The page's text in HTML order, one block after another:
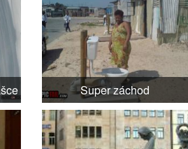
Super záchod